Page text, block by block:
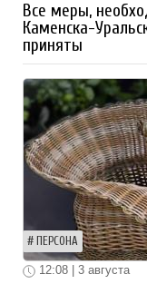
Все меры,
Каменска-
приняты
ПЕРСОНА
12:08 | 3 августа